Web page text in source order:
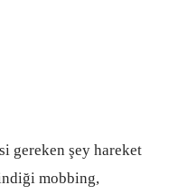
gereken şey hareket
mobbing,